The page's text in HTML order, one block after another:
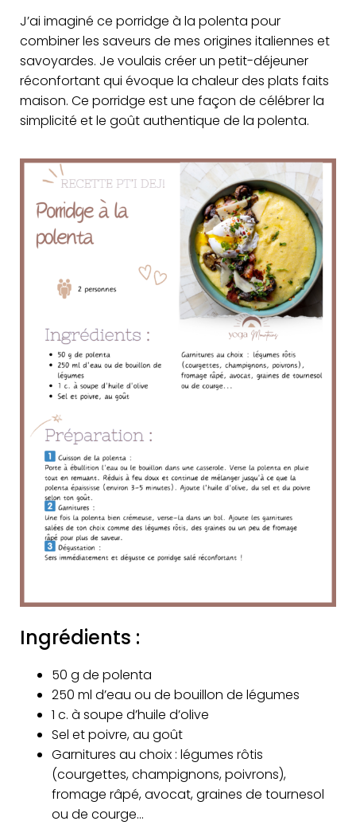
J’ai imaginé ce porridge à la polenta pour
combiner les saveurs de mes origines italiennes et
savoyardes. Je voulais créer un petit-déjeuner
réconfortant qui évoque la chaleur des plats faits
maison. Ce porridge est une façon de célébrer la
simplicité et le goût authentique de la polenta.
Ingrédients :
50 g de polenta
250 ml d’eau ou de bouillon de légumes
1 c. à soupe d’huile d’olive
Sel et poivre, au goût
Garnitures au choix : légumes rôtis
(courgettes, champignons, poivrons),
fromage râpé, avocat, graines de tournesol
ou de courge…